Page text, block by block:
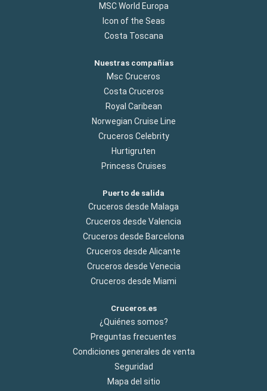
MSC World Europa
Icon of the Seas
Costa Toscana
Nuestras compañías
Msc Cruceros
Costa Cruceros
Royal Caribean
Norwegian Cruise Line
Cruceros Celebrity
Hurtigruten
Princess Cruises
Puerto de salida
Cruceros desde Malaga
Cruceros desde Valencia
Cruceros desde Barcelona
Cruceros desde Alicante
Cruceros desde Venecia
Cruceros desde Miami
Cruceros.es
¿Quiénes somos?
Preguntas frecuentes
Condiciones generales de venta
Seguridad
Mapa del sitio